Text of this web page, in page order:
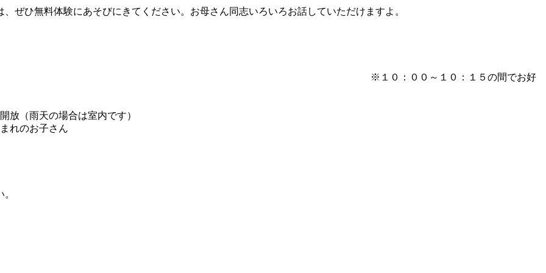
ぜひ無料体験にあそびにきてください。お母さん同志いろいろお話していただけますよ。
００～１１：３０ ※１０：００～１０：１５の間でお好
（雨天の場合は室内です）
れのお子さん